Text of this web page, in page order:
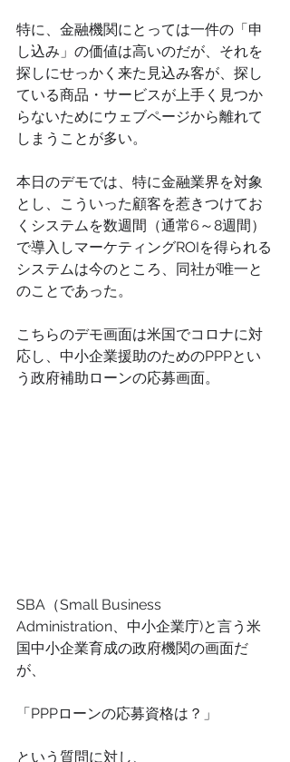
特に、金融機関にとっては一件の「申
し込み」の価値は高いのだが、それを
探しにせっかく来た見込み客が、探し
ている商品・サービスが上手く見つか
らないためにウェブページから離れて
しまうことが多い。
本日のデモでは、特に金融業界を対象
とし、こういった顧客を惹きつけてお
くシステムを数週間（通常6～8週間）
で導入しマーケティングROIを得られる
システムは今のところ、同社が唯一と
のことであった。
こちらのデモ画面は米国でコロナに対
応し、中小企業援助のためのPPPとい
う政府補助ローンの応募画面。
SBA（Small Business
Administration、中小企業庁)と言う米
国中小企業育成の政府機関の画面だ
が、
「PPPローンの応募資格は？」
という質問に対し、